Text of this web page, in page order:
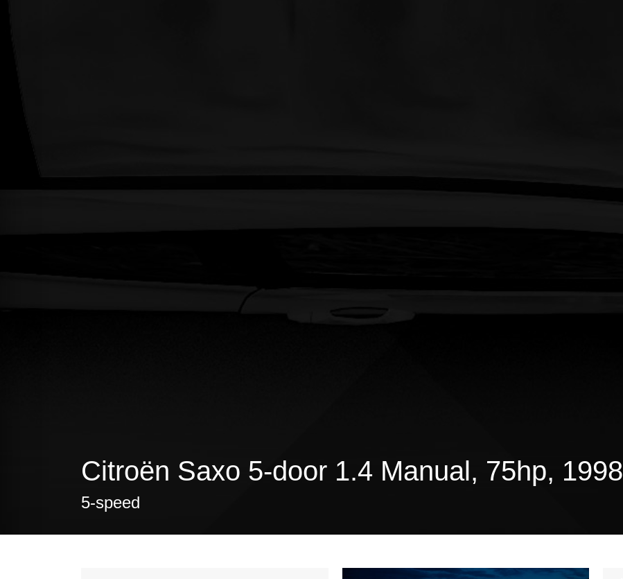
Citroën Saxo 5-door 1.4 Manual, 75hp, 1998
5-speed